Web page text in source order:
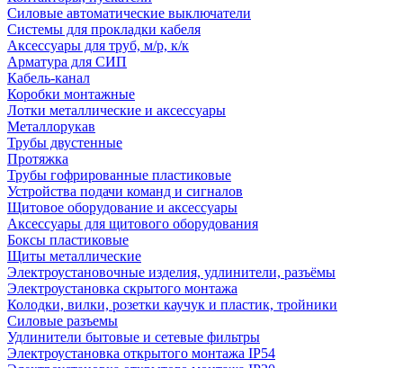
Силовые автоматические выключатели
Системы для прокладки кабеля
Аксессуары для труб, м/р, к/к
Арматура для СИП
Кабель-канал
Коробки монтажные
Лотки металлические и аксессуары
Металлорукав
Трубы двустенные
Протяжка
Трубы гофрированные пластиковые
Устройства подачи команд и сигналов
Щитовое оборудование и аксессуары
Аксессуары для щитового оборудования
Боксы пластиковые
Щиты металлические
Электроустановочные изделия, удлинители, разъёмы
Электроустановка скрытого монтажа
Колодки, вилки, розетки каучук и пластик, тройники
Силовые разъемы
Удлинители бытовые и сетевые фильтры
Электроустановка открытого монтажа IP54